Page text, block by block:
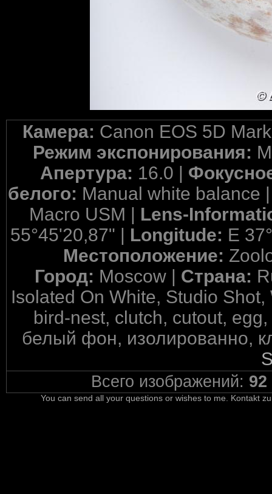
Камера: Canon EOS 5D
Режим экспонирования:
Апертура: 16.0 |
белого: Manual white balance
Macro USM | Lens-
55°45'20,87" | Longitude: E
Местоположение:
Город: Moscow | Страна:
Isolated On White, Studio
bird-nest, clutch, cutout,
белый фон, изолированно,
Всего изображений: 92
You can send all your questions or wishes to me. Kontakt